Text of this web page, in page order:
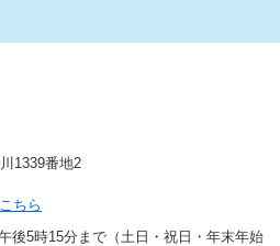
1339番地2
ちら
後5時15分まで（土日・祝日・年末年始